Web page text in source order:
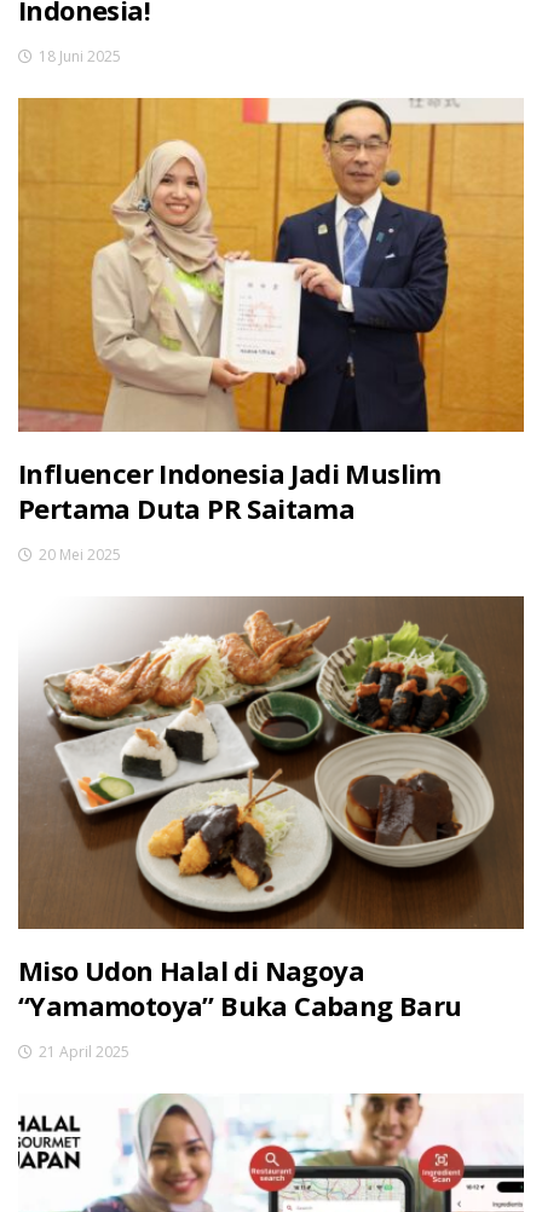
Indonesia!
18 Juni 2025
Influencer Indonesia Jadi Muslim
Pertama Duta PR Saitama
20 Mei 2025
Miso Udon Halal di Nagoya
“Yamamotoya” Buka Cabang Baru
21 April 2025